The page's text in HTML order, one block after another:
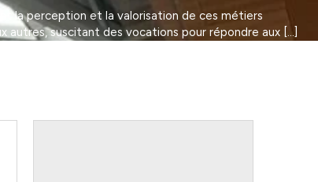
la perception et la valorisation de ces métiers
suscitant des vocations pour répondre aux […]